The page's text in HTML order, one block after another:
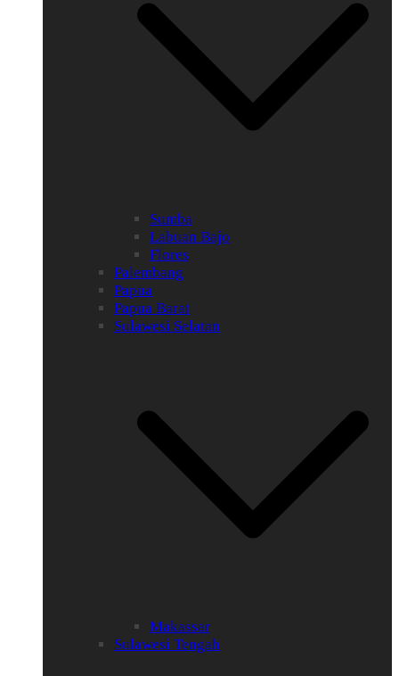
Sumba
Labuan Bajo
Flores
Palembang
Papua
Papua Barat
Sulawesi Selatan
Makassar
Sulawesi Tengah